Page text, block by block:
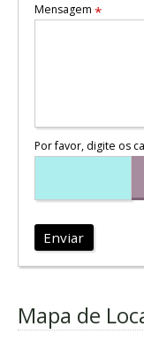
Mensagem *
Por favor, digite os
Enviar
Mapa de